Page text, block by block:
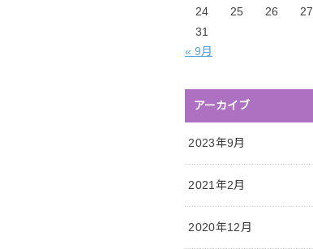
24
25 26 27
31
« 9月
アーカイブ
2023年9月
2021年2月
2020年12月